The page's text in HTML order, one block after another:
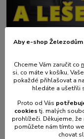
01. 08.2026
💥 Stali jsme se
lešení.
číst celé
Aby e-shop
Chceme Vám zaručit co
si, co máte v košíku,
pokaždé přihlašovat a
hledáte a ušetřili
Proto od Vás
cookiestj. malých
prohlížeči. Děkujeme,
pomůžete nám tímto
chovat